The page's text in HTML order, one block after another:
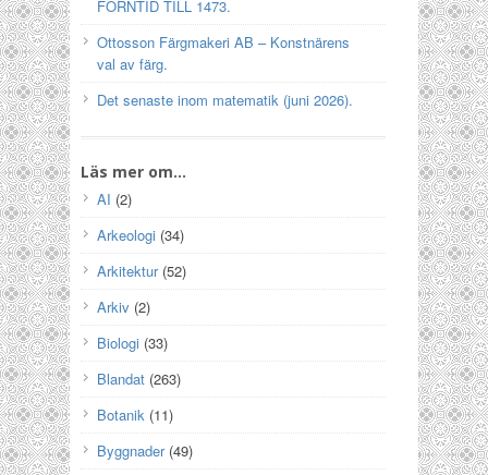
FORNTID TILL 1473.
Ottosson Färgmakeri AB – Konstnärens
val av färg.
Det senaste inom matematik (juni 2026).
Läs mer om…
AI (2)
Arkeologi (34)
Arkitektur(52)
Arkiv (2)
Biologi (33)
Blandat (263)
Botanik (11)
Byggnader(49)